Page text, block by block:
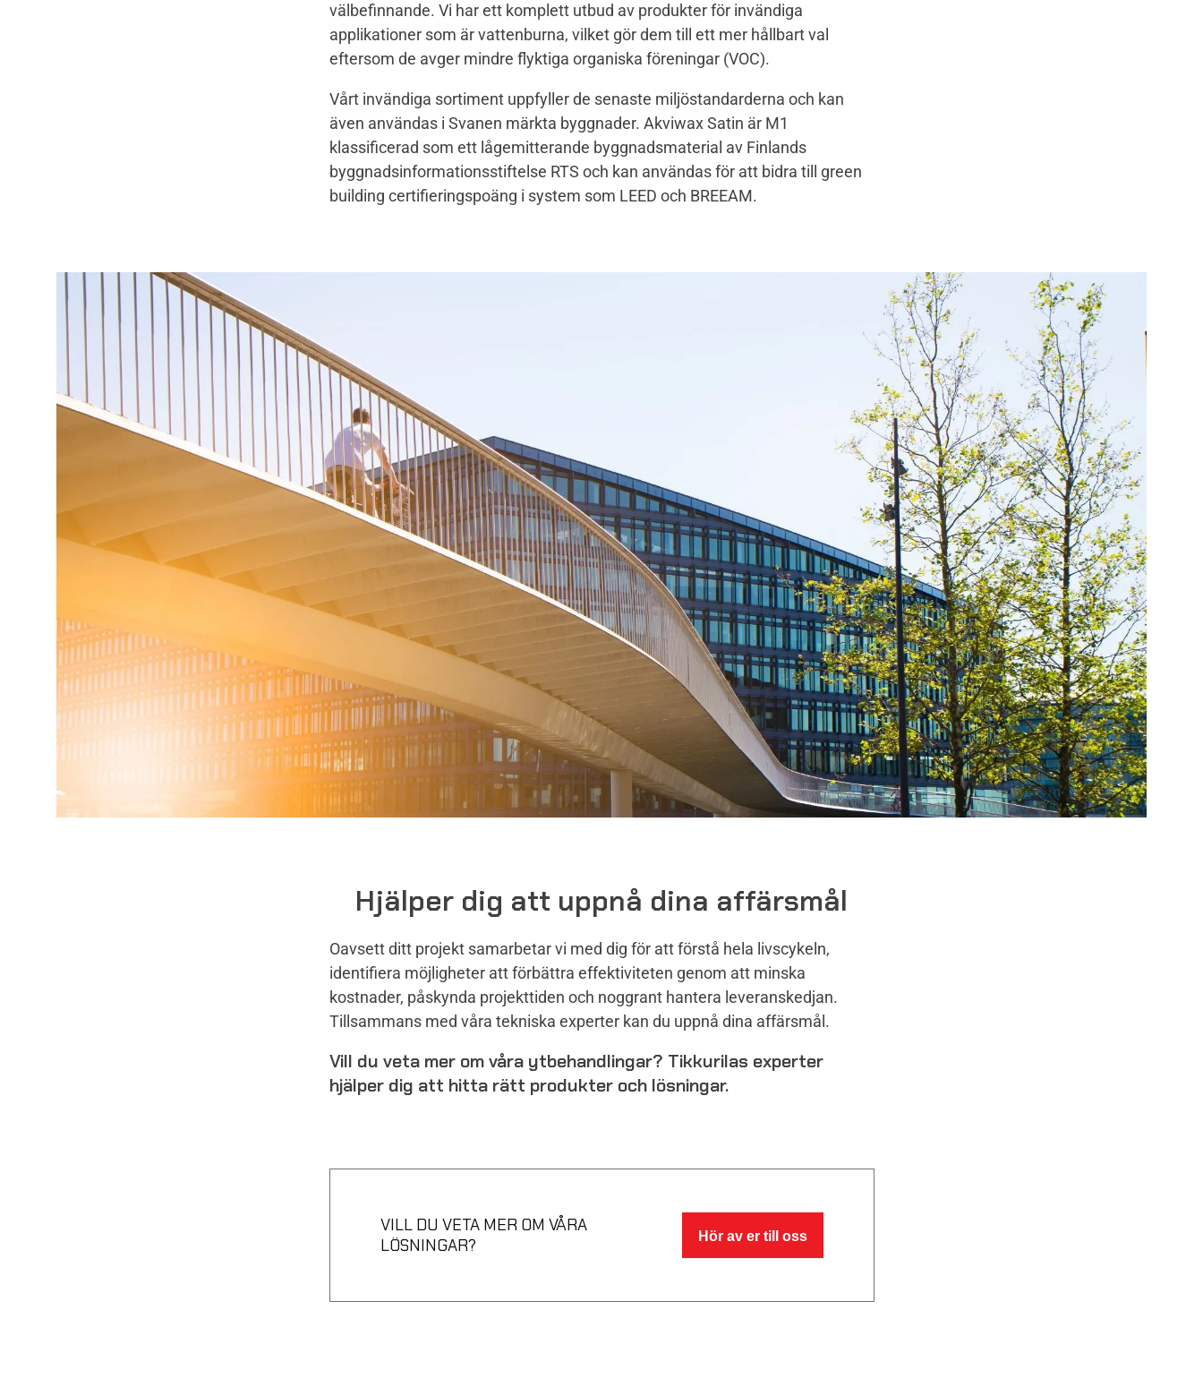
välbefinnande. Vi har ett komplett utbud av produkter för invändiga
applikationer som är vattenburna, vilket gör dem till ett mer hållbart val
eftersom de avger mindre flyktiga organiska föreningar (VOC).
Vårt invändiga sortiment uppfyller de senaste miljöstandarderna och kan
även användas i Svanen märkta byggnader. Akviwax Satin är M1
klassificerad som ett lågemitterande byggnadsmaterial av Finlands
byggnadsinformationsstiftelse RTS och kan användas för att bidra till green
building certifieringspoäng i system som LEED och BREEAM.
Hjälper dig att uppnå dina affärsmål
Oavsett ditt projekt samarbetar vi med dig för att förstå hela livscykeln,
identifiera möjligheter att förbättra effektiviteten genom att minska
kostnader, påskynda projekttiden och noggrant hantera leveranskedjan.
Tillsammans med våra tekniska experter kan du uppnå dina affärsmål.
Vill du veta mer om våra ytbehandlingar? Tikkurilas experter
hjälper dig att hitta rätt produkter och lösningar.
VILL DU VETA MER OM VÅRA
LÖSNINGAR?
Hör av er till oss